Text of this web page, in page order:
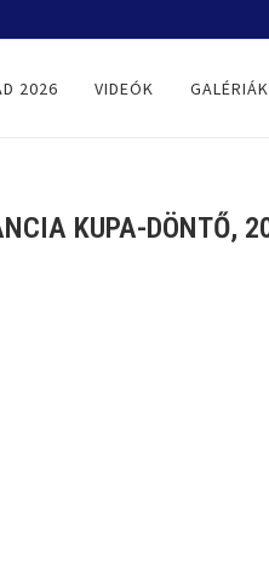
2026 VIDEÓK GALÉRIÁK
KUPA-DÖNTŐ,